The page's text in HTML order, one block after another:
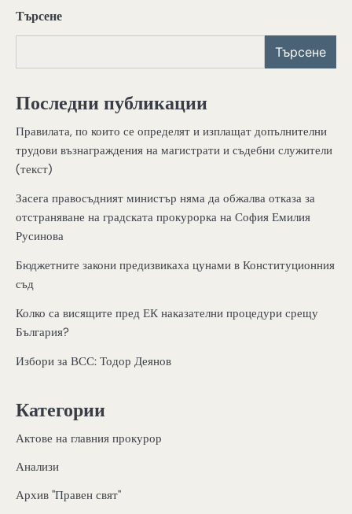
Търсене
Търсене
Последни публикации
Правилата, по които се определят и изплащат допълнителни
трудови възнаграждения на магистрати и съдебни служители
(текст)
Засега правосъдният министър няма да обжалва отказа за
отстраняване на градската прокурорка на София Емилия
Русинова
Бюджетните закони предизвикаха цунами в Конституционния
съд
Колко са висящите пред ЕК наказателни процедури срещу
България?
Избори за ВСС: Тодор Деянов
Категории
Актове на главния прокурор
Анализи
Архив "Правен свят"